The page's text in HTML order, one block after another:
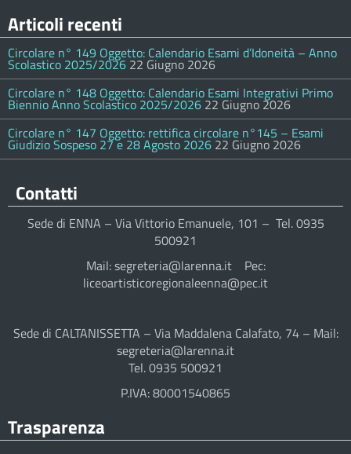
Articoli recenti
Circolare n° 149 Oggetto: Calendario Esami d’Idoneità – Anno
Scolastico 2025/2026 22 Giugno 2026
Circolare n° 148 Oggetto: Calendario Esami Integrativi Primo
Biennio Anno Scolastico 2025/2026 22 Giugno 2026
Circolare n° 147 Oggetto: rettifica circolare n°145 – Esami
Giudizio Sospeso 27 e 28 Agosto 2026 22 Giugno 2026
Contatti
Sede di ENNA – Via Vittorio Emanuele, 101 – Tel. 0935
500921
Mail: segreteria@larenna.it Pec:
liceoartisticoregionaleenna@pec.it
Sede di CALTANISSETTA – Via Maddalena Calafato, 74 – Mail:
segreteria@larenna.it
Tel. 0935 500921
P.IVA: 80001540865
Trasparenza